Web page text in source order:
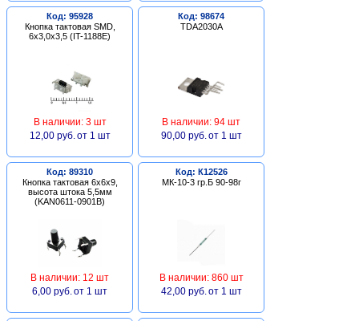
Код: 95928
Кнопка тактовая SMD,
6х3,0х3,5 (IT-1188E)
В наличии: 3 шт
12,00 руб. от 1 шт
Код: 98674
TDA2030A
В наличии: 94 шт
90,00 руб. от 1 шт
Код: 89310
Кнопка тактовая 6х6х9,
высота штока 5,5мм
(KAN0611-0901B)
В наличии: 12 шт
6,00 руб. от 1 шт
Код: К12526
МК-10-3 гр.Б 90-98г
В наличии: 860 шт
42,00 руб. от 1 шт